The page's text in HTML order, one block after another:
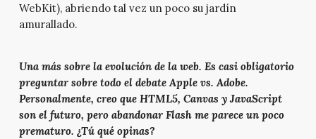
WebKit), abriendo tal vez un poco su jardín
amurallado.
Una más sobre la evolución de la web. Es casi obligatorio
preguntar sobre todo el debate Apple vs. Adobe.
Personalmente, creo que HTML5, Canvas y JavaScript
son el futuro, pero abandonar Flash me parece un poco
prematuro. ¿Tú qué opinas?